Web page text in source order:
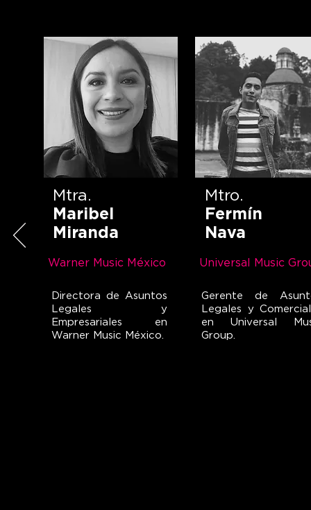
Directora de Asuntos
Legales y
Empresariales en
Warner Music México.
Mtra.
Maribel
Miranda
Warner Music México
Gerente de
Legales y
en Universal
Group.
Mtro.
Fermín
Nava
Universal Music